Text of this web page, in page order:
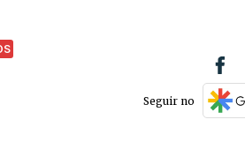
Seguir no